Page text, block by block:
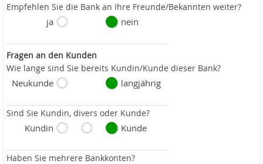
Empfehlen Sie die Bank an Ihre Freunde/Bekannten weiter?
ja nein
Fragen an den Kunden
Wie lange sind Sie bereits Kundin/Kunde dieser Bank?
Neukunde langjährig
Sind Sie Kundin, divers oder Kunde?
Kundin Kunde
Haben Sie mehrere Bankkonten?